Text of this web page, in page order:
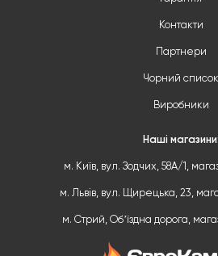
Контакти
Партнери
Чорний список
Виробники
Наші магазини:
м. Київ, вул. Зодчих, 58А/1,
м. Львів, вул. Щирецька, 23,
м. Стрий, Обʼїздна дорога,